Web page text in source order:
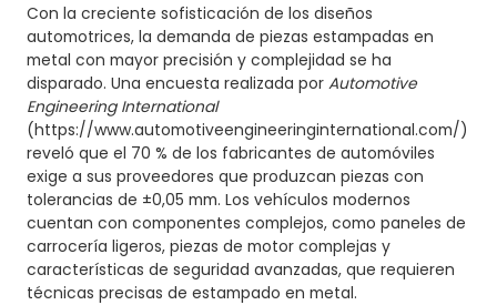
Con la creciente sofisticación de los diseños
automotrices, la demanda de piezas estampadas en
metal con mayor precisión y complejidad se ha
disparado. Una encuesta realizada porAutomotive
Engineering International
(https://www.automotiveengineeringinternational.com/)
reveló que el 70 % de los fabricantes de automóviles
exige a sus proveedores que produzcan piezas con
tolerancias de ±0,05 mm. Los vehículos modernos
cuentan con componentes complejos, como paneles de
carrocería ligeros, piezas de motor complejas y
características de seguridad avanzadas, que requieren
técnicas precisas de estampado en metal.